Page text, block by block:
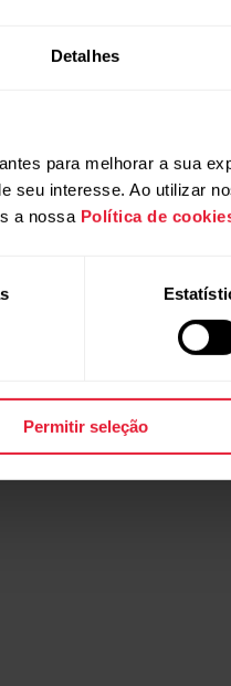
Detalhes
para melhorar a sua
seu interesse. Ao utilizar
a nossa Política de
Permitir seleção